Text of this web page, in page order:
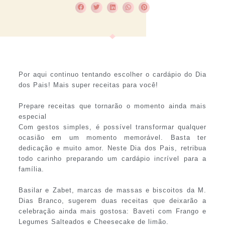
Por aqui continuo tentando escolher o cardápio do Dia
dos Pais! Mais super receitas para você!
Prepare receitas que tornarão o momento ainda mais
especial
Com gestos simples, é possível transformar qualquer
ocasião em um momento memorável. Basta ter
dedicação e muito amor. Neste Dia dos Pais, retribua
todo carinho preparando um cardápio incrível para a
família.
Basilar e Zabet, marcas de massas e biscoitos da M.
Dias Branco, sugerem duas receitas que deixarão a
celebração ainda mais gostosa: Baveti com Frango e
Legumes Salteados e Cheesecake de limão.